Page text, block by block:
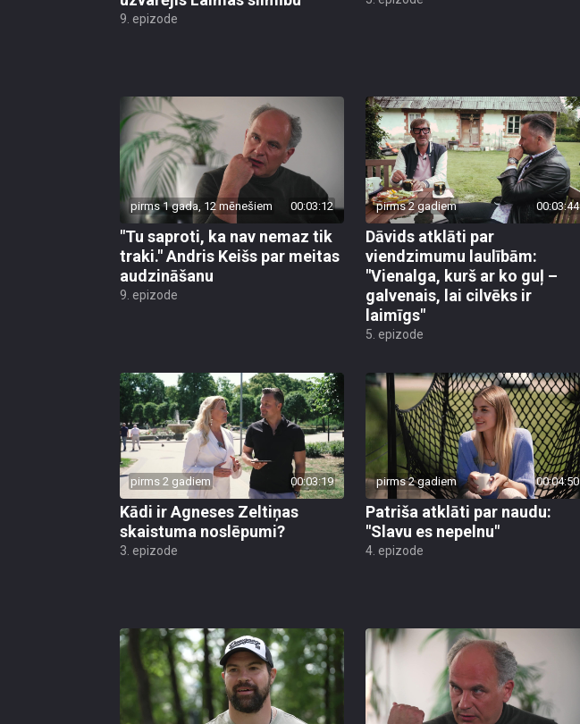
9. epizode
pirms 1 gada, 12 mēnešiem 00:03:12
"Tu saproti, ka nav nemaz tik
traki." Andris Keišs par meitas
audzināšanu
9. epizode
pirms 2 gadiem 00:03:44
Dāvids atklāti par
viendzimumu laulībām:
"Vienalga, kurš ar ko guļ –
galvenais, lai cilvēks ir
laimīgs"
5. epizode
pirms 2 gadiem 00:03:19
Kādi ir Agneses Zeltiņas
skaistuma noslēpumi?
3. epizode
pirms 2 gadiem 00:04:50
Patriša atklāti par naudu:
"Slavu es nepelnu"
4. epizode